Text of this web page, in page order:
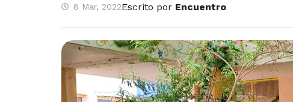
8 Mar, 2022Escrito por Encuentro